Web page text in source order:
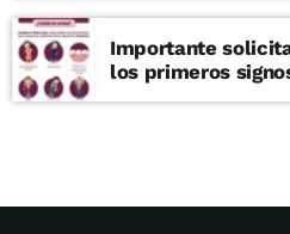
Importante
los primeros